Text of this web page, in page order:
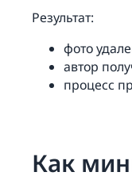
Результат:
фото
автор
процесс
Как